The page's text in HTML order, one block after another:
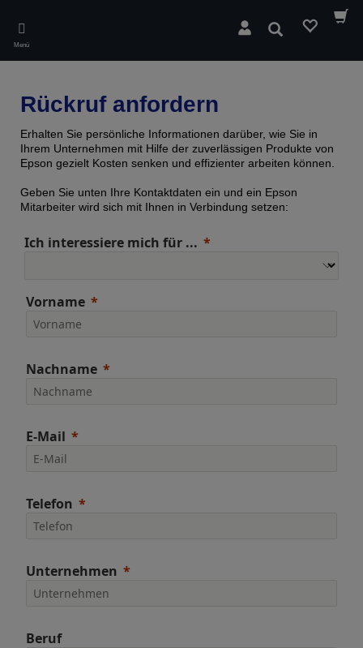
main
content
Menü
Suchen
Rückruf anfordern
Erhalten Sie persönliche Informationen darüber, wie Sie in
Ihrem Unternehmen mit Hilfe der zuverlässigen Produkte von
Epson gezielt Kosten senken und effizienter arbeiten können.
Geben Sie unten Ihre Kontaktdaten ein und ein Epson
Mitarbeiter wird sich mit Ihnen in Verbindung setzen:
Ich interessiere mich für ...
Vorname
Nachname
E-Mail
Telefon
Unternehmen
Beruf